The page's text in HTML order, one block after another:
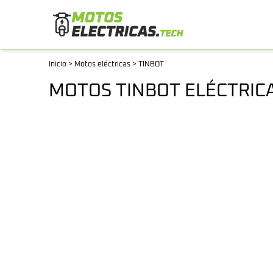
Inicio > Motos eléctricas > TINBOT
MOTOS TINBOT